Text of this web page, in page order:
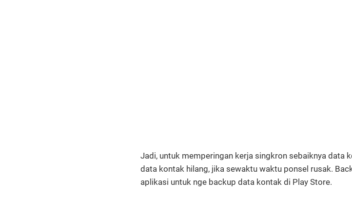
Jadi, untuk memperingan kerja singkron sebaiknya data
data kontak hilang, jika sewaktu waktu ponsel rusak.
aplikasi untuk nge backup data kontak di Play Store.